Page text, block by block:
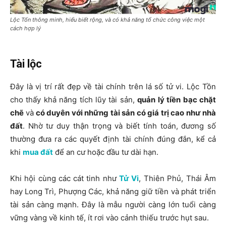
Lộc Tốn thông minh, hiểu biết rộng, và có khả năng tổ chức công việc một
cách hợp lý
Tài lộc
Đây là vị trí rất đẹp về tài chính trên lá số tử vi. Lộc Tồn
cho thấy khả năng tích lũy tài sản, quản lý tiền bạc chặt
chẽ và có duyên với những tài sản có giá trị cao như nhà
đất. Nhờ tư duy thận trọng và biết tính toán, đương số
thường đưa ra các quyết định tài chính đúng đắn, kể cả
khi mua đất để an cư hoặc đầu tư dài hạn.
Khi hội cùng các cát tinh như Tử Vi, Thiên Phủ, Thái Âm
hay Long Trì, Phượng Các, khả năng giữ tiền và phát triển
tài sản càng mạnh. Đây là mẫu người càng lớn tuổi càng
vững vàng về kinh tế, ít rơi vào cảnh thiếu trước hụt sau.